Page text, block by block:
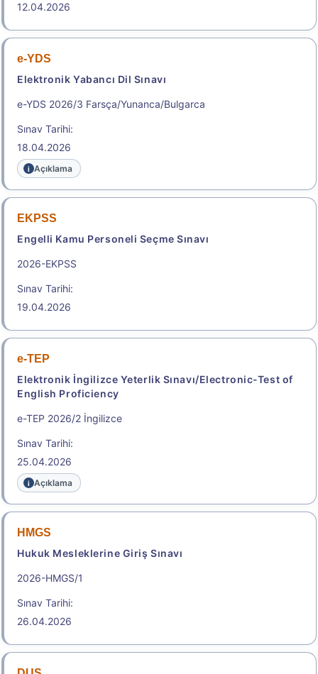
Kılavuzu
.2026-ALES/2
Akademik Personel ve Lisansüstü Eğitimi Giriş
2026-ALES/2: Temel Soru Kitapçığı ve Cevap
Anahtarı (% 10)
Aday Başvuru Formu
Aday İşlemleri Sistemi (AİS) Engelli Başvuru Kullanıcı
Kılavuzu
.e-YDS 2026/9 İngilizce
Sınav Tarihi: 22.08.2026
12.04.2026
e-YDS
Elektronik Yabancı Dil Sınavı
e-YDS 2026/3 Farsça/Yunanca/Bulgarca
Sınav Tarihi:
18.04.2026
Açıklama
EKPSS
Engelli Kamu Personeli Seçme Sınavı
2026-EKPSS
Sınav Tarihi:
19.04.2026
e-TEP
Elektronik İngilizce Yeterlik Sınavı/Electronic-Test of
English Proficiency
e-TEP 2026/2 İngilizce
Sınav Tarihi:
25.04.2026
Açıklama
HMGS
Hukuk Mesleklerine Giriş Sınavı
2026-HMGS/1
Sınav Tarihi:
26.04.2026